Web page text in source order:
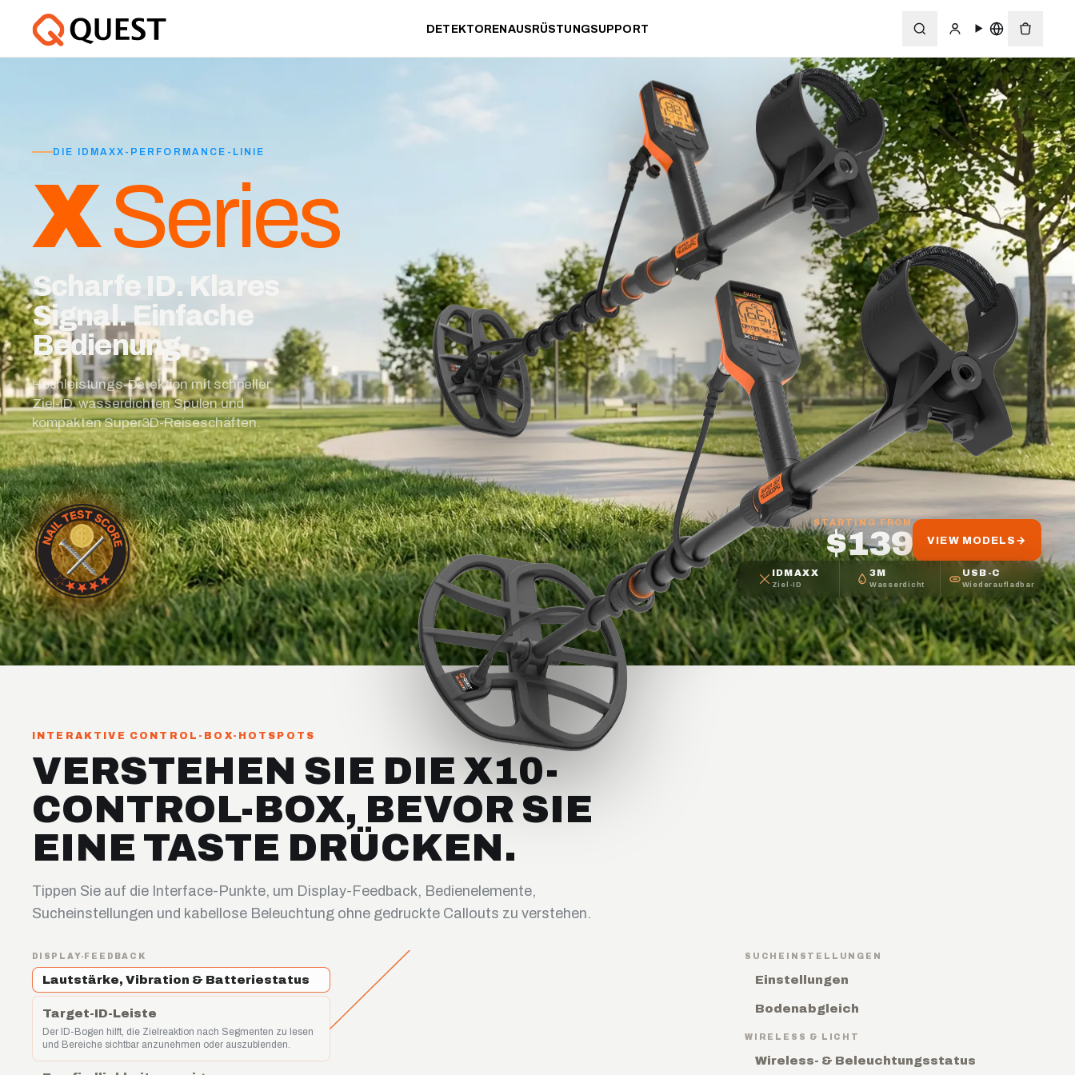
DETEKTORENAUSRÜSTUNGSUPPORT
DIE IDMAXX-PERFORMANCE-LINIE
XSeries
Scharfe ID. Klares
Signal. Einfache
Bedienung.
Hochleistungs-Detektion mit schneller
Ziel-ID, wasserdichten Spulen und
kompakten Super3D-Reiseschäften.
STARTING FROM
$139 VIEW MODELS →
IDMAXX
Ziel-ID
3M
Wasserdicht
USB-C
Wiederaufladbar
INTERAKTIVE CONTROL-BOX-HOTSPOTS
VERSTEHEN SIE DIE X10-
CONTROL-BOX, BEVOR SIE
EINE TASTE DRÜCKEN.
Tippen Sie auf die Interface-Punkte, um Display-Feedback, Bedienelemente,
Sucheinstellungen und kabellose Beleuchtung ohne gedruckte Callouts zu verstehen.
DISPLAY-FEEDBACK
Lautstärke, Vibration & Batteriestatus
Target-ID-Leiste
Der ID-Bogen hilft, die Zielreaktion nach Segmenten zu lesen
und Bereiche sichtbar anzunehmen oder auszublenden.
SUCHEINSTELLUNGEN
Einstellungen
Bodenabgleich
WIRELESS & LICHT
Wireless- & Beleuchtungsstatus